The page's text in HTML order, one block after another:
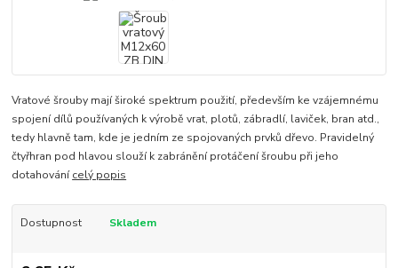
Vratové šrouby mají široké spektrum použití, především ke vzájemnému
spojení dílů používaných k výrobě vrat, plotů, zábradlí, laviček, bran atd.,
tedy hlavně tam, kde je jedním ze spojovaných prvků dřevo. Pravidelný
čtyřhran pod hlavou slouží k zabránění protáčení šroubu při jeho
dotahovánícelý popis
Dostupnost Skladem